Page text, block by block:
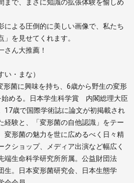
まで、まさに知識の拡張体験を愉しめ
による圧倒的に美しい画像で、私たち
を見せてくれます。
ん大推薦！
い・まな）
形菌に興味を持ち、6歳から野生の変形
始める。日本学生科学賞 内閣総理大臣
17歳で国際学術誌に論文が初掲載され
経験と、「変形菌の自他認識」をテー
変形菌の魅力を世に広めるべく日々精
クショップ、メディア出演など幅広く
生命科学研究所所属。公益財団法
。日本変形菌研究会、日本生態学